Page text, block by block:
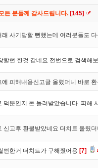
든 분들께 감사드립니다. [145]
래 사기당할 뻔했는데 여러분들도
할뻔 한것 같네요 전번으로 검색해
에 피해내용신고글 올렸더니 바로
덕분인지 돈 돌려받았습니다. 피해
신고후 환불받았네요 더치트 올렸
뻔한거 더치트가 구해줬어용 [7]